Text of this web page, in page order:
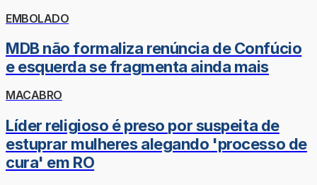
EMBOLADO
MDB não formaliza renúncia de Confúcio
e esquerda se fragmenta ainda mais
MACABRO
Líder religioso é preso por suspeita de
estuprar mulheres alegando 'processo de
cura' em RO